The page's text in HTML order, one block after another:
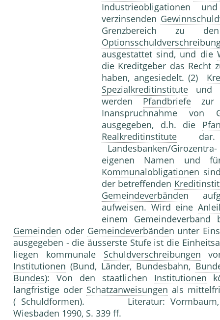
Industrieobligationen und
verzinsenden
Grenzbereich zu
ausgestattet sind, und die
die Kreditgeber das Recht
haben, angesiedelt. (2)
Spezialkreditinstitute und
werden Pfandbriefe
Inanspruchnahme von
ausgegeben, d.h. die
Realkreditinstitute
Landesbanken/
eigenen Namen und
Kommunalobligationen
der betreffenden
Gemeindeverbänden
aufweisen. Wird eine
einem
Gemeinden oder Gemeindeverbänden unter
ausgegeben - die äusserste Stufe ist die
liegen kommunale Schuldverschreibungen
Institutionen (Bund, Länder, Bundesbahn,
Bundes): Von den staatlichen Institutionen
langfristige oder Schatzanweisungen als
( Schuldformen). Literatur:
Wiesbaden 1990, S. 339 ff.